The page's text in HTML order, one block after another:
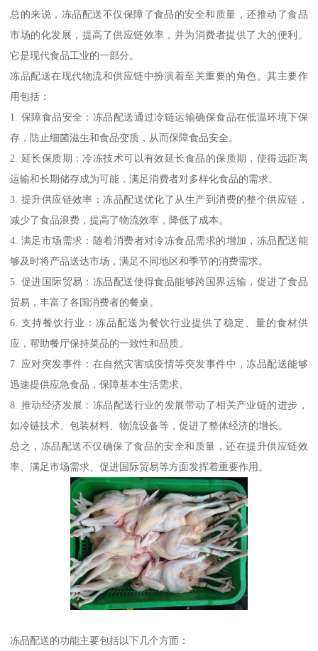
总的来说，冻品配送不仅保障了食品的安全和质量，还推动了食品
市场的化发展，提高了供应链效率，并为消费者提供了大的便利。
它是现代食品工业的一部分。
冻品配送在现代物流和供应链中扮演着至关重要的角色。其主要作
用包括：
1. 保障食品安全：冻品配送通过冷链运输确保食品在低温环境下保
存，防止细菌滋生和食品变质，从而保障食品安全。
2. 延长保质期：冷冻技术可以有效延长食品的保质期，使得远距离
运输和长期储存成为可能，满足消费者对多样化食品的需求。
3. 提升供应链效率：冻品配送优化了从生产到消费的整个供应链，
减少了食品浪费，提高了物流效率，降低了成本。
4. 满足市场需求：随着消费者对冷冻食品需求的增加，冻品配送能
够及时将产品送达市场，满足不同地区和季节的消费需求。
5. 促进国际贸易：冻品配送使得食品能够跨国界运输，促进了食品
贸易，丰富了各国消费者的餐桌。
6. 支持餐饮行业：冻品配送为餐饮行业提供了稳定、量的食材供
应，帮助餐厅保持菜品的一致性和品质。
7. 应对突发事件：在自然灾害或疫情等突发事件中，冻品配送能够
迅速提供应急食品，保障基本生活需求。
8. 推动经济发展：冻品配送行业的发展带动了相关产业链的进步，
如冷链技术、包装材料、物流设备等，促进了整体经济的增长。
总之，冻品配送不仅确保了食品的安全和质量，还在提升供应链效
率、满足市场需求、促进国际贸易等方面发挥着重要作用。
冻品配送的功能主要包括以下几个方面：